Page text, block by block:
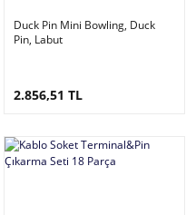
Duck Pin Mini Bowling, Duck
Pin, Labut
2.856,51 TL